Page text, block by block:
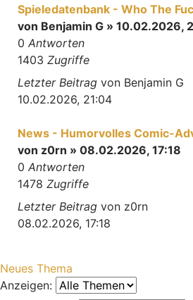
Spieledatenbank - Who The
von Benjamin G » 10.02.2026,
0 Antworten
1403 Zugriffe
Letzter Beitrag von Benjamin G
10.02.2026, 21:04
News - Humorvolles Comic-
von z0rn » 08.02.2026, 17:18
0 Antworten
1478 Zugriffe
Letzter Beitrag von z0rn
08.02.2026, 17:18
Neues Thema
Anzeigen: